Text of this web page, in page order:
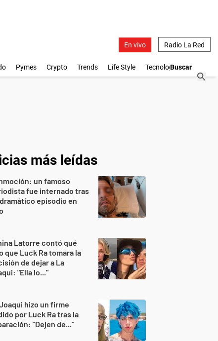
En vivo Radio La Red
Pymes Crypto Trends Life Style Tecnología
más leídas
un famoso
fue internado tras
episodio en
Latorre contó qué
que Luck Ra tomara la
de dejar a La
"Ella lo..."
hizo un firme
por Luck Ra tras la
"Dejen de..."